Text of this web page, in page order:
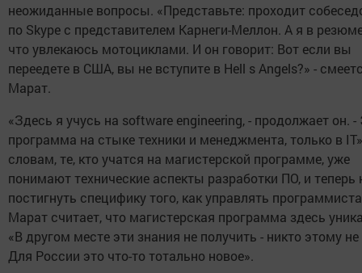
неожиданные вопросы. «Представьте: проходит
по Skype с представителем Карнеги-Меллон. А я в
что увлекаюсь мотоциклами. И он говорит: Вот если вы
переедете в США, вы не вступите в Hell s Angels?» -
Марат.
«Здесь я учусь на software engineering, - продолжает он. -
программа на стыке техники и менеджмента, только в
словам, те, кто учатся на магистерской программе, уже
понимают технические аспекты разработки ПО, и теперь
постигнуть специфику того, как управлять
Марат считает, что магистерская программа здесь
«В другом месте эти знания не получить - никто этому не
Для России это что-то тотально новое».